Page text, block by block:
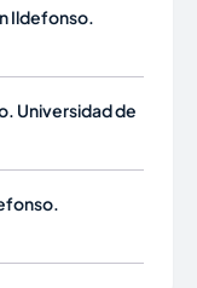
Ildefonso.
Universidad de